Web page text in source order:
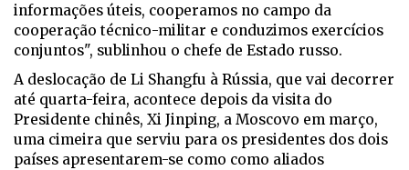
informações úteis, cooperamos no campo da
cooperação técnico-militar e conduzimos exercícios
conjuntos", sublinhou o chefe de Estado russo.
A deslocação de Li Shangfu à Rússia, que vai decorrer
até quarta-feira, acontece depois da visita do
Presidente chinês, Xi Jinping, a Moscovo em março,
uma cimeira que serviu para os presidentes dos dois
países apresentarem-se como como aliados